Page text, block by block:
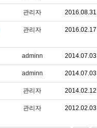
관리자 2016.08.31
관리자 2016.02.17
adminn 2014.07.03
adminn 2014.07.03
관리자 2014.02.12
관리자 2012.02.03